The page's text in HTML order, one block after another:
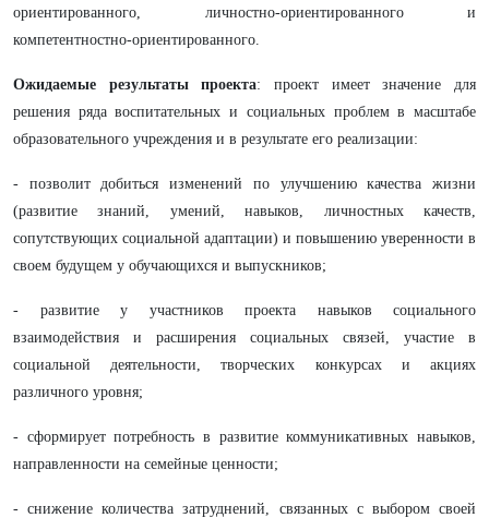
ориентированного, личностно-ориентированного и
компетентностно-ориентированного.
Ожидаемые результаты проекта: проект имеет значение для
решения ряда воспитательных и социальных проблем в масштабе
образовательного учреждения и в результате его реализации:
- позволит добиться изменений по улучшению качества жизни
(развитие знаний, умений, навыков, личностных качеств,
сопутствующих социальной адаптации) и повышению уверенности в
своем будущем у обучающихся и выпускников;
- развитие у участников проекта навыков социального
взаимодействия и расширения социальных связей, участие в
социальной деятельности, творческих конкурсах и акциях
различного уровня;
- сформирует потребность в развитие коммуникативных навыков,
направленности на семейные ценности;
- снижение количества затруднений, связанных с выбором своей